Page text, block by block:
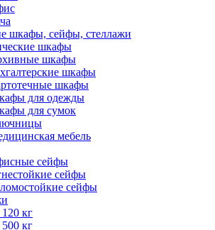
шкафы, сейфы, стеллажи
шкафы
шкафы
шкафы
шкафы
для одежды
для сумок
мебель
сейфы
сейфы
сейфы
120 кг
500 кг